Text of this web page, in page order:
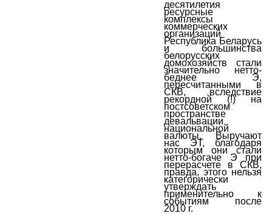
десятилетия
ресурсные
комплексы
коммерческих
организаций
Республика Беларусь
и большинства
белорусских
домохозяйств стали
значительно нетто-
беднее Э,
пересчитанными в
СКВ, вследствие
рекордной (!) на
постсоветском
пространстве
девальвации
национальной
валюты. Выручают
нас ЭТ, благодаря
которым они стали
нетто-богаче Э при
перерасчете в СКВ,
правда, этого нельзя
категорически
утверждать
применительно к
событиям после
2010 г.